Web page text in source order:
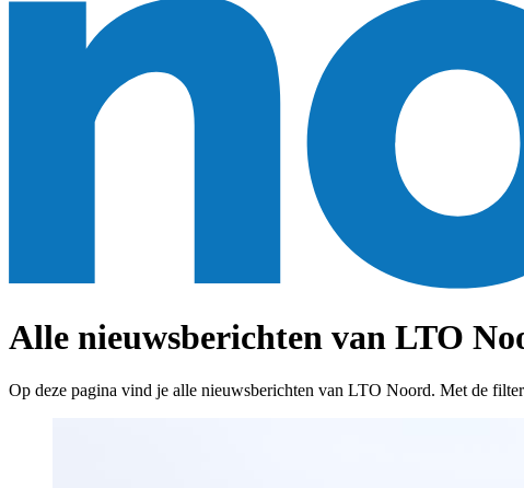
Alle nieuwsberichten van LTO
Op deze pagina vind je alle nieuwsberichten van LTO Noord. Met de